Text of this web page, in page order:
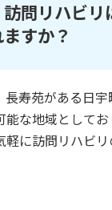
訪問リハビリ
ますか？
長寿苑がある日
能な地域として
軽に訪問リハビリ